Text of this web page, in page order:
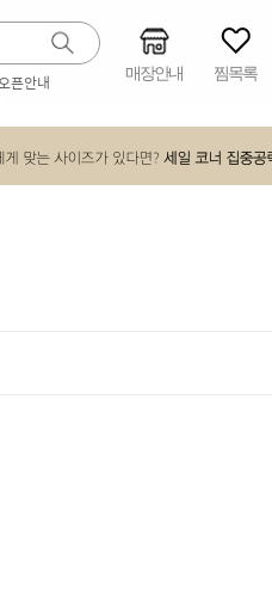
픈안내 매장안내 찜목록